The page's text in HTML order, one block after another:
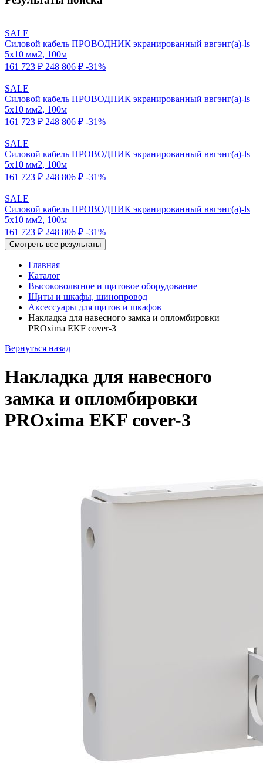
SALE
Силовой кабель ПРОВОДНИК экранированный ввгэнг(a)-ls
5x10 мм2, 100м
161 723 ₽ 248 806 ₽ -31%
SALE
Силовой кабель ПРОВОДНИК экранированный ввгэнг(a)-ls
5x10 мм2, 100м
161 723 ₽ 248 806 ₽ -31%
SALE
Силовой кабель ПРОВОДНИК экранированный ввгэнг(a)-ls
5x10 мм2, 100м
161 723 ₽ 248 806 ₽ -31%
SALE
Силовой кабель ПРОВОДНИК экранированный ввгэнг(a)-ls
5x10 мм2, 100м
161 723 ₽ 248 806 ₽ -31%
Смотреть все результаты
Главная
Каталог
Высоковольтное и щитовое оборудование
Щиты и шкафы, шинопровод
Аксессуары для щитов и шкафов
Накладка для навесного замка и опломбировки
PROxima EKF cover-3
Вернуться назад
Накладка для навесного
замка и опломбировки
PROxima EKF cover-3